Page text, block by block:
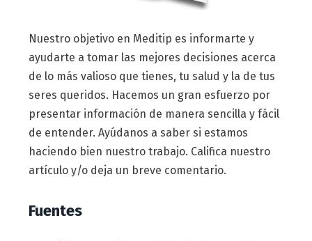
Nuestro objetivo en Meditip es informarte y
ayudarte a tomar las mejores decisiones acerca
de lo más valioso que tienes, tu salud y la de tus
seres queridos. Hacemos un gran esfuerzo por
presentar información de manera sencilla y fácil
de entender. Ayúdanos a saber si estamos
haciendo bien nuestro trabajo. Califica nuestro
artículo y/o deja un breve comentario.
Fuentes